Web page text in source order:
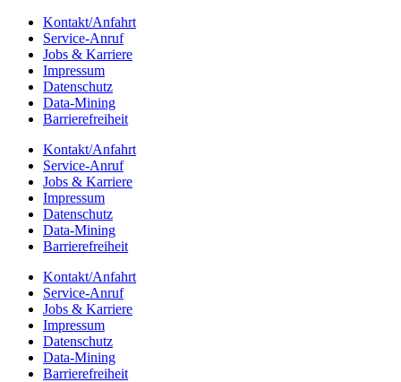
Kontakt/​​Anfahrt
Service-Anruf
Jobs & Karriere
Impres­sum
Daten­schutz
Data-Mining
Barrie­re­frei­heit
Kontakt/​​Anfahrt
Service-Anruf
Jobs & Karriere
Impres­sum
Daten­schutz
Data-Mining
Barrie­re­frei­heit
Kontakt/​​Anfahrt
Service-Anruf
Jobs & Karriere
Impres­sum
Daten­schutz
Data-Mining
Barrie­re­frei­heit